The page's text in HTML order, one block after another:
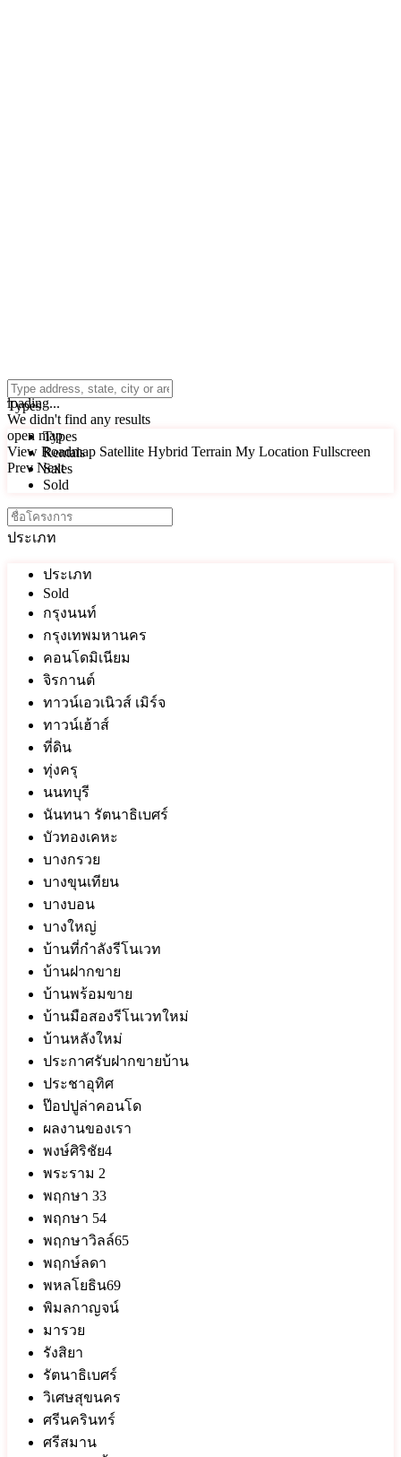
click to enable zoom
loading...
We didn't find any results
open map
View Roadmap Satellite Hybrid Terrain My Location Fullscreen
Prev Next
Types
Types
Rentals
Sales
Sold
ประเภท
ประเภท
Sold
กรุงนนท์
กรุงเทพมหานคร
คอนโดมิเนียม
จิรกานต์
ทาวน์เอวเนิวส์ เมิร์จ
ทาวน์เฮ้าส์
ที่ดิน
ทุ่งครุ
นนทบุรี
นันทนา รัตนาธิเบศร์
บัวทองเคหะ
บางกรวย
บางขุนเทียน
บางบอน
บางใหญ่
บ้านที่กำลังรีโนเวท
บ้านฝากขาย
บ้านพร้อมขาย
บ้านมือสองรีโนเวทใหม่
บ้านหลังใหม่
ประกาศรับฝากขายบ้าน
ประชาอุทิศ
ป๊อปปูล่าคอนโด
ผลงานของเรา
พงษ์ศิริชัย4
พระราม 2
พฤกษา 33
พฤกษา 54
พฤกษาวิลล์65
พฤกษ์ลดา
พหลโยธิน69
พิมลกาญจน์
มารวย
รังสิยา
รัตนาธิเบศร์
วิเศษสุขนคร
ศรีนครินทร์
ศรีสมาน